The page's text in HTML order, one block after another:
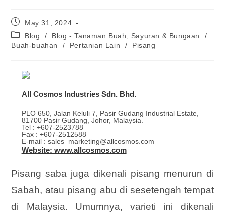
May 31, 2024
Blog
/ Blog - Tanaman Buah, Sayuran & Bungaan
/
Buah-buahan
/ Pertanian Lain / Pisang
All Cosmos Industries Sdn. Bhd.
PLO 650, Jalan Keluli 7, Pasir Gudang Industrial Estate,
81700 Pasir Gudang, Johor, Malaysia.
Tel : +607-2523788
Fax : +607-2512588
E-mail : sales_marketing@allcosmos.com
Website: www.allcosmos.com
Pisang saba juga dikenali pisang menurun di
Sabah, atau pisang abu di sesetengah tempat
di Malaysia. Umumnya, varieti ini dikenali